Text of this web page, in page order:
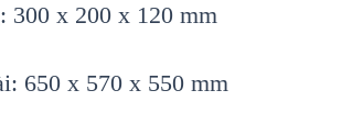
300 x 200 x 120 mm
650 x 570 x 550 mm